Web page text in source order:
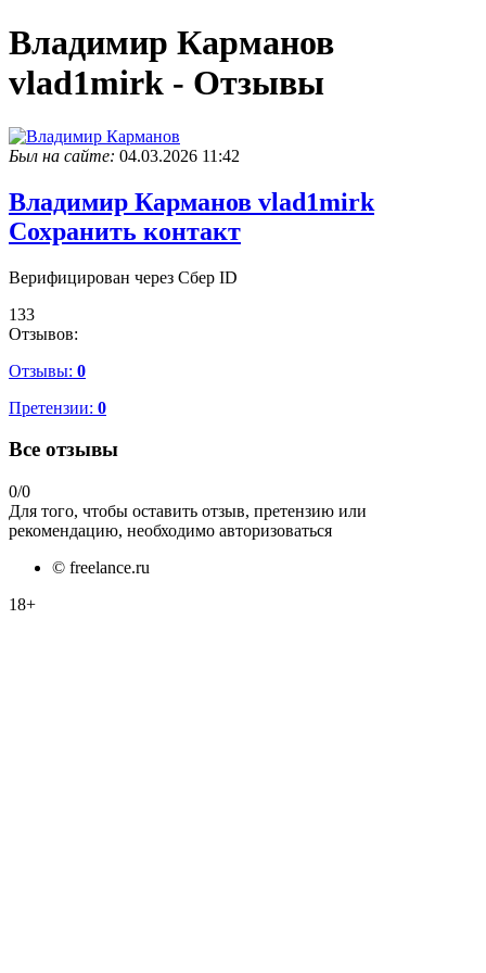
Владимир Карманов
vlad1mirk - Отзывы
Был на сайте: 04.03.2026 11:42
Владимир Карманов vlad1mirk
Сохранить контакт
Верифицирован через Сбер ID
133
Отзывов:
Отзывы: 0
Претензии: 0
Все отзывы
0/0
Для того, чтобы оставить отзыв, претензию или
рекомендацию, необходимо авторизоваться
© freelance.ru
18+